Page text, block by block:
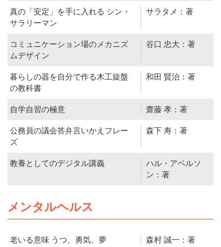
真の「安定」を手に入れる シン・
サラリーマン
サラタメ：著
コミュニケーション場のメカニズ
ムデザイン
谷口 忠大：著
暮らしの器を自分で作る木工旋盤
の教科書
和田 賢治：著
自学自習の極意 齋藤 孝：著
公務員の議会答弁言いかえフレー
ズ
森下 寿：著
教養としてのデジタル講義
ハル・アベルソ
ン：著
メンタルヘルス
老いる意味 うつ、勇気、夢 森村 誠一：著